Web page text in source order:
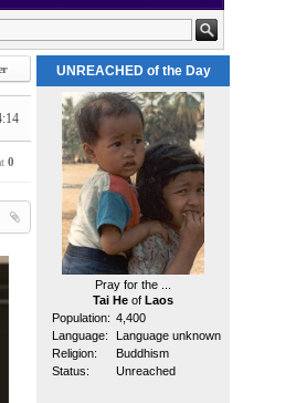
0
UNREACHED of the Day
Pray for the ...
Tai He of Laos
Population: 4,400
Language:
Language unknown
Religion:
Buddhism
Status:
Unreached